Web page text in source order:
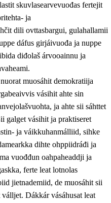
skuvlasearvevuođas fertejit
ja
dili ovttasbargui, gulahallamii
dáfus girjáivuođa ja nuppe
diđolaš árvooainnu ja
muosáhit demokratiija
vásihit ahte sin
ja ahte sii sáhttet
galget vásihit ja praktiseret
ja váikkuhanmálliid, sihke
dihte ohppiidráđi ja
vuođđun oahpaheaddji ja
ferte leat lotnolas
jietnademiid, de muosáhit sii
Dákkár vásáhusat leat